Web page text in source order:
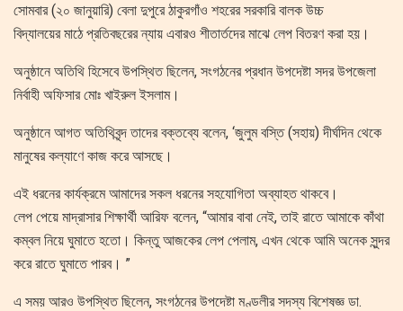
সোমবার (২০ জানুয়ারি) বেলা দুপুরে ঠাকুরগাঁও শহরের সরকারি বালক উচ্চ
বিদ্যালয়ের মাঠে প্রতিবছরের ন্যায় এবারও শীতার্তদের মাঝে লেপ বিতরণ করা হয়।
অনুষ্ঠানে অতিথি হিসেবে উপস্থিত ছিলেন, সংগঠনের প্রধান উপদেষ্টা সদর উপজেলা
নির্বাহী অফিসার মোঃ খাইরুল ইসলাম।
অনুষ্ঠানে আগত অতিথিবৃন্দ তাদের বক্তব্যে বলেন, ‘জুলুম বস্তি (সহায়) দীর্ঘদিন থেকে
মানুষের কল্যাণে কাজ করে আসছে।
এই ধরনের কার্যক্রমে আমাদের সকল ধরনের সহযোগিতা অব্যাহত থাকবে।
লেপ পেয়ে মাদ্রাসার শিক্ষার্থী আরিফ বলেন, “আমার বাবা নেই, তাই রাতে আমাকে কাঁথা
কম্বল নিয়ে ঘুমাতে হতো। কিন্তু আজকের লেপ পেলাম, এখন থেকে আমি অনেক সুন্দর
করে রাতে ঘুমাতে পারব। ”
এ সময় আরও উপস্থিত ছিলেন, সংগঠনের উপদেষ্টা মণ্ডলীর সদস্য বিশেষজ্ঞ ডা.